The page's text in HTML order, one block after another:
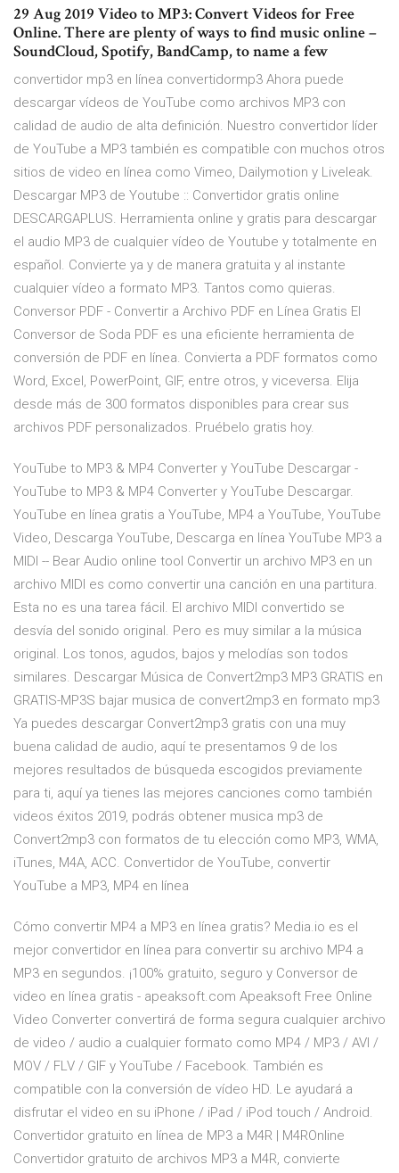
29 Aug 2019 Video to MP3: Convert Videos for Free
Online. There are plenty of ways to find music online –
SoundCloud, Spotify, BandCamp, to name a few
convertidor mp3 en línea convertidormp3 Ahora puede
descargar vídeos de YouTube como archivos MP3 con
calidad de audio de alta definición. Nuestro convertidor líder
de YouTube a MP3 también es compatible con muchos otros
sitios de video en línea como Vimeo, Dailymotion y Liveleak.
Descargar MP3 de Youtube :: Convertidor gratis online
DESCARGAPLUS. Herramienta online y gratis para descargar
el audio MP3 de cualquier vídeo de Youtube y totalmente en
español. Convierte ya y de manera gratuita y al instante
cualquier vídeo a formato MP3. Tantos como quieras.
Conversor PDF - Convertir a Archivo PDF en Línea Gratis El
Conversor de Soda PDF es una eficiente herramienta de
conversión de PDF en línea. Convierta a PDF formatos como
Word, Excel, PowerPoint, GIF, entre otros, y viceversa. Elija
desde más de 300 formatos disponibles para crear sus
archivos PDF personalizados. Pruébelo gratis hoy.
YouTube to MP3 & MP4 Converter y YouTube Descargar -
YouTube to MP3 & MP4 Converter y YouTube Descargar.
YouTube en línea gratis a YouTube, MP4 a YouTube, YouTube
Video, Descarga YouTube, Descarga en línea YouTube MP3 a
MIDI -- Bear Audio online tool Convertir un archivo MP3 en un
archivo MIDI es como convertir una canción en una partitura.
Esta no es una tarea fácil. El archivo MIDI convertido se
desvía del sonido original. Pero es muy similar a la música
original. Los tonos, agudos, bajos y melodías son todos
similares. Descargar Música de Convert2mp3 MP3 GRATIS en
GRATIS-MP3S bajar musica de convert2mp3 en formato mp3
Ya puedes descargar Convert2mp3 gratis con una muy
buena calidad de audio, aquí te presentamos 9 de los
mejores resultados de búsqueda escogidos previamente
para ti, aquí ya tienes las mejores canciones como también
videos éxitos 2019, podrás obtener musica mp3 de
Convert2mp3 con formatos de tu elección como MP3, WMA,
iTunes, M4A, ACC. Convertidor de YouTube, convertir
YouTube a MP3, MP4 en línea
Cómo convertir MP4 a MP3 en línea gratis? Media.io es el
mejor convertidor en línea para convertir su archivo MP4 a
MP3 en segundos. ¡100% gratuito, seguro y Conversor de
video en línea gratis - apeaksoft.com Apeaksoft Free Online
Video Converter convertirá de forma segura cualquier archivo
de video / audio a cualquier formato como MP4 / MP3 / AVI /
MOV / FLV / GIF y YouTube / Facebook. También es
compatible con la conversión de vídeo HD. Le ayudará a
disfrutar el video en su iPhone / iPad / iPod touch / Android.
Convertidor gratuito en línea de MP3 a M4R | M4ROnline
Convertidor gratuito de archivos MP3 a M4R, convierte